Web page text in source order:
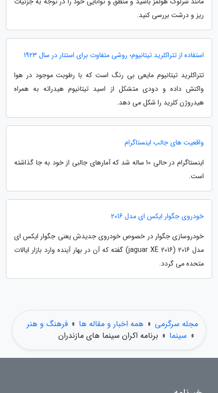
ریز و درشت بررسی کنید.
استفاده از تتراکلرید تیتانیوم؛ روشی متفاوت برای استتار در سال 1923
تتراکلرید تیتانیوم مایعی بی رنگ است که با رطوبت موجود در هوا
واکنش داده و دودی متشکل از اسید تیتانیوم هیدراته به همراه
هیدروژن کلرید را شکل می دهد.
واقعیت های جالب اینستاگرام
اینستاگرام در حالی 10 ساله شد که آمارهای جالبی از خود به جا گذاشته
است.
خودروی جگوار ایکس ای مدل 2016
خودروسازی جگوار در خصوص خودروی جدیدش یعنی جگوار ایکس ای
مدل 2016 (jaguar XE 2016) گفته که آن در بهار آینده وارد بازار ایالات
متحده می گردد.
مجله سرگرمی » همه اخبار و مقاله ها » فرهنگ و هنر
» سینما » برنامه اکران سینما های مازندران